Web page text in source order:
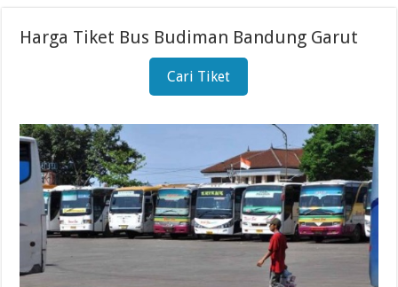
Harga Tiket Bus Budiman Bandung Garut
Cari Tiket